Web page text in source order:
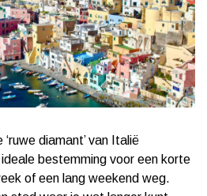
diamant’ van Italië
bestemming voor een korte
of een lang weekend weg.